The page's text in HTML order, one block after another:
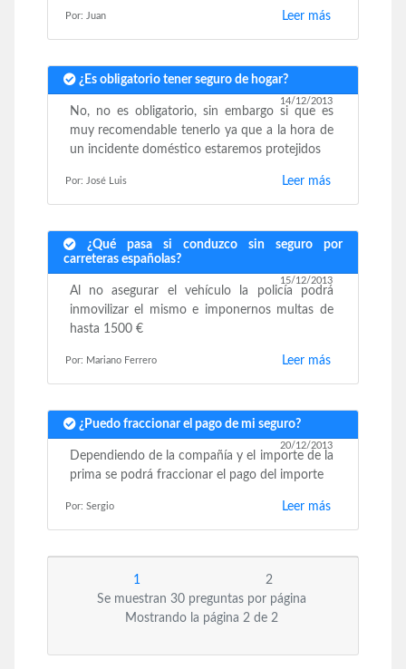
Por: Juan Leer más
¿Es obligatorio tener seguro de hogar?
14/12/2013
No, no es obligatorio, sin embargo si que es
muy recomendable tenerlo ya que a la hora de
un incidente doméstico estaremos protejidos
Por: José Luis Leer más
¿Qué pasa si conduzco sin seguro por
carreteras españolas?
15/12/2013
Al no asegurar el vehículo la policía podrá
inmovilizar el mismo e imponernos multas de
hasta 1500 €
Por: Mariano Ferrero Leer más
¿Puedo fraccionar el pago de mi seguro?
20/12/2013
Dependiendo de la compañía y el importe de la
prima se podrá fraccionar el pago del importe
Por: Sergio Leer más
1
2
Se muestran 30 preguntas por página
Mostrando la página 2 de 2